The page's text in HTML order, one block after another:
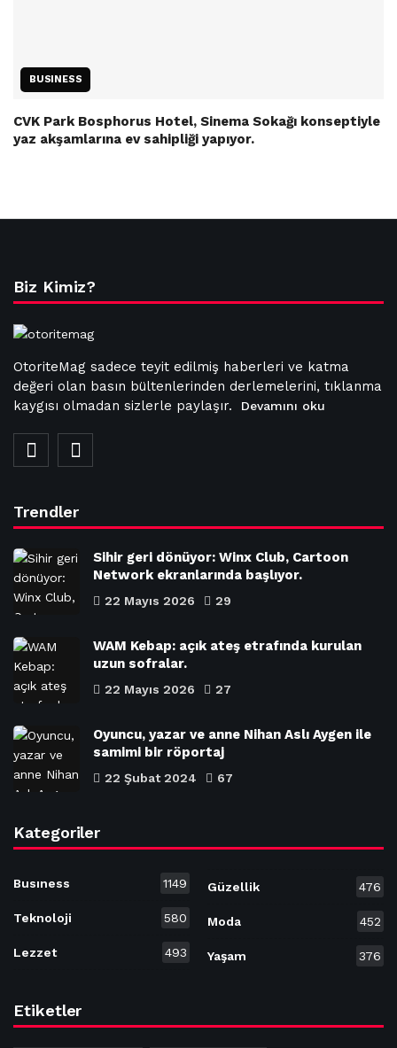
BUSINESS
CVK Park Bosphorus Hotel, Sinema Sokağı konseptiyle
yaz akşamlarına ev sahipliği yapıyor.
Biz Kimiz?
OtoriteMag sadece teyit edilmiş haberleri ve katma
değeri olan basın bültenlerinden derlemelerini, tıklanma
kaygısı olmadan sizlerle paylaşır.
Devamını oku
Trendler
Sihir geri dönüyor: Winx Club, Cartoon
Network ekranlarında başlıyor.
22 Mayıs 2026 29
WAM Kebap: açık ateş etrafında kurulan
uzun sofralar.
22 Mayıs 2026 27
Oyuncu, yazar ve anne Nihan Aslı Aygen ile
samimi bir röportaj
22 Şubat 2024 67
Kategoriler
Busıness 1149
Teknoloji 580
Lezzet 493
Güzellik 476
Moda 452
Yaşam 376
Etiketler